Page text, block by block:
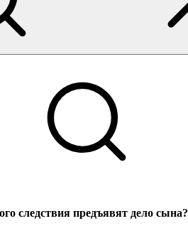
следствия предъявят дело сына?